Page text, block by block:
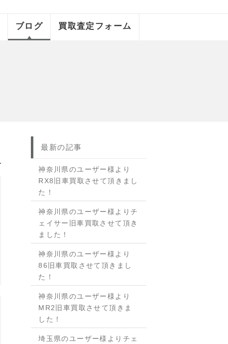
ブログ 買取査定フォーム
最新の記事
神奈川県のユーザー様より
RX8旧車買取させて頂きまし
た！
神奈川県のユーザー様よりチ
ェイサー旧車買取させて頂き
ました！
神奈川県のユーザー様より
86旧車買取させて頂きまし
た！
神奈川県のユーザー様より
MR2旧車買取させて頂きま
した！
埼玉県のユーザー様よりチェ